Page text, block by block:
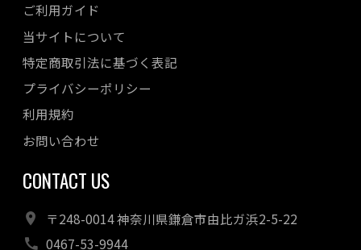
ご利用ガイド
当サイトについて
特定商取引法に基づく表記
プライバシーポリシー
利用規約
お問い合わせ
CONTACT US
〒248-0014 神奈川県鎌倉市由比ガ浜2-5-22
0467-53-9944